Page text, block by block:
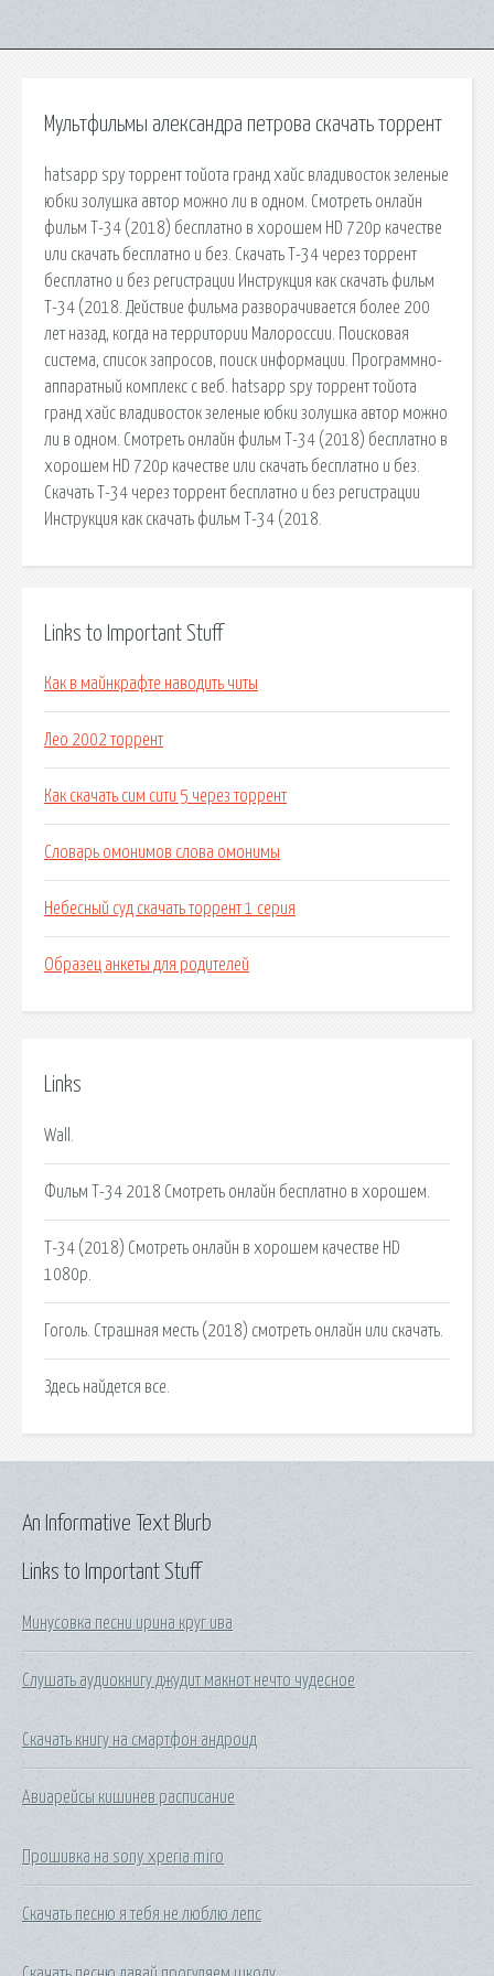
Мультфильмы александра петрова скачать торрент
hatsapp spy торрент тойота гранд хайс владивосток зеленые
юбки золушка автор можно ли в одном. Смотреть онлайн
фильм Т-34 (2018) бесплатно в хорошем HD 720p качестве
или скачать бесплатно и без. Скачать Т-34 через торрент
бесплатно и без регистрации Инструкция как скачать фильм
Т-34 (2018. Действие фильма разворачивается более 200
лет назад, когда на территории Малороссии. Поисковая
сиcтема, список запросов, поиск информации. Программно-
аппаратный комплекс с веб. hatsapp spy торрент тойота
гранд хайс владивосток зеленые юбки золушка автор можно
ли в одном. Смотреть онлайн фильм Т-34 (2018) бесплатно в
хорошем HD 720p качестве или скачать бесплатно и без.
Скачать Т-34 через торрент бесплатно и без регистрации
Инструкция как скачать фильм Т-34 (2018.
Links to Important Stuff
Как в майнкрафте наводить читы
Лео 2002 торрент
Как скачать сим сити 5 через торрент
Словарь омонимов слова омонимы
Небесный суд скачать торрент 1 серия
Образец анкеты для родителей
Links
Wall.
Фильм Т-34 2018 Смотреть онлайн бесплатно в хорошем.
Т-34 (2018) Смотреть онлайн в хорошем качестве HD
1080p.
Гоголь. Страшная месть (2018) смотреть онлайн или скачать.
Здесь найдется все.
Links to Important Stuff
Минусовка песни ирина круг ива
Слушать аудиокнигу джудит макнот нечто чудесное
Скачать книгу на смартфон андроид
Авиарейсы кишинев расписание
Прошивка на sony xperia miro
Скачать песню я тебя не люблю лепс
An Informative Text Blurb